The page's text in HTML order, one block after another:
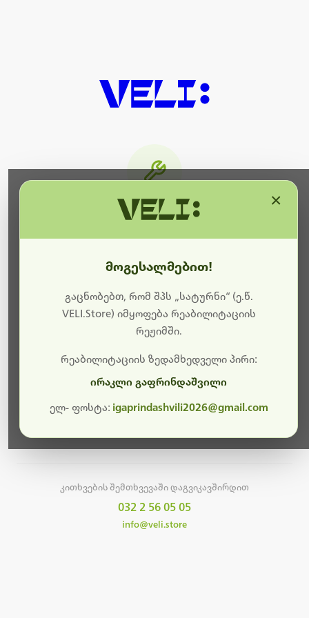
ბოდიშს გიხდით შეფერხებისთვის. ამჟამად
მიმდინარეობს საიტის განახლება და ტექნიკური
სამუშაოები.
მალე ისევ ხელმისაწვდომი იქნება. გმადლობთ
კითხვების შემთხვევაში დაგვიკავშირდით
032 2 56 05 05
info@veli.store
მოგესალმებით!
გაცნობებთ, რომ შპს „სატურნი“ (ე.წ.
VELI.Store) იმყოფება რეაბილიტაციის
რეჟიმში.
რეაბილიტაციის ზედამხედველი პირი:
ირაკლი გაფრინდაშვილი
ელ- ფოსტა: igaprindashvili2026@gmail.com
×